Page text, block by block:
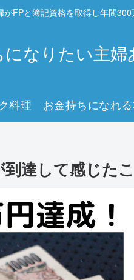
がFPと簿記資格を取得し年間
になりたい主
料理 お金持ちになれ
達して感じた